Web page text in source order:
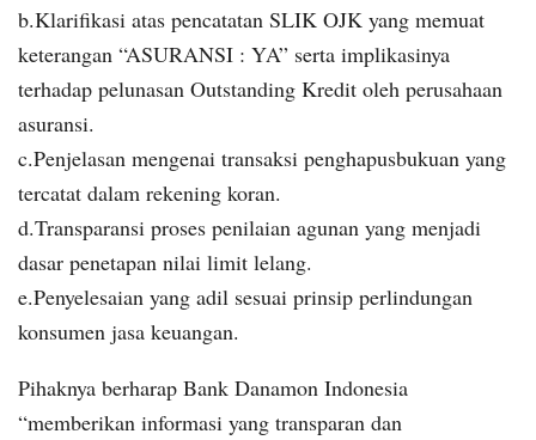
b.Klarifikasi atas pencatatan SLIK OJK yang memuat
keterangan “ASURANSI : YA” serta implikasinya
terhadap pelunasan Outstanding Kredit oleh perusahaan
asuransi.
c.Penjelasan mengenai transaksi penghapusbukuan yang
tercatat dalam rekening koran.
d.Transparansi proses penilaian agunan yang menjadi
dasar penetapan nilai limit lelang.
e.Penyelesaian yang adil sesuai prinsip perlindungan
konsumen jasa keuangan.
Pihaknya berharap Bank Danamon Indonesia
“memberikan informasi yang transparan dan